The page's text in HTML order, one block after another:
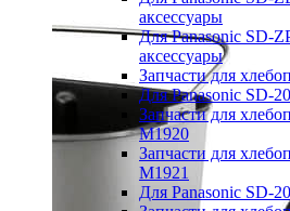
аксессуары
Для Panasonic SD-
аксессуары
Запчасти для
Для Panasonic SD-
Запчасти для
M1920
Запчасти для
M1921
Для Panasonic SD-